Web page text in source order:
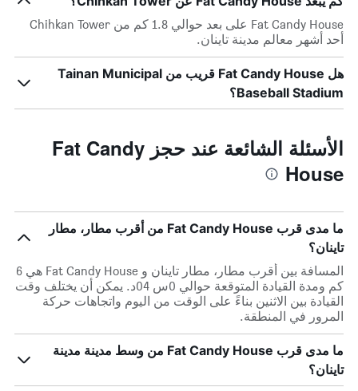
Fat Candy House على بعد حوالي 1.8 كم من Chihkan Tower
أحد أشهر معالم مدينة تاينان.
هل Fat Candy House قريب من Tainan Municipal
Baseball Stadium؟
الأسئلة الشائعة عند حجز Fat Candy
House
ما مدى قرب Fat Candy House من أقرب مطار، مطار
تاينان؟
المسافة بين أقرب مطار، مطار تاينان و Fat Candy House هي 6
كم ومدة القيادة المتوقعة حوالي 0س 04د. يمكن أن يختلف وقت
القيادة بين الاثنين بناءً على الوقت من اليوم واتجاهات حركة
المرور في المنطقة.
ما مدى قرب Fat Candy House من وسط مدينة مدينة
تاينان؟